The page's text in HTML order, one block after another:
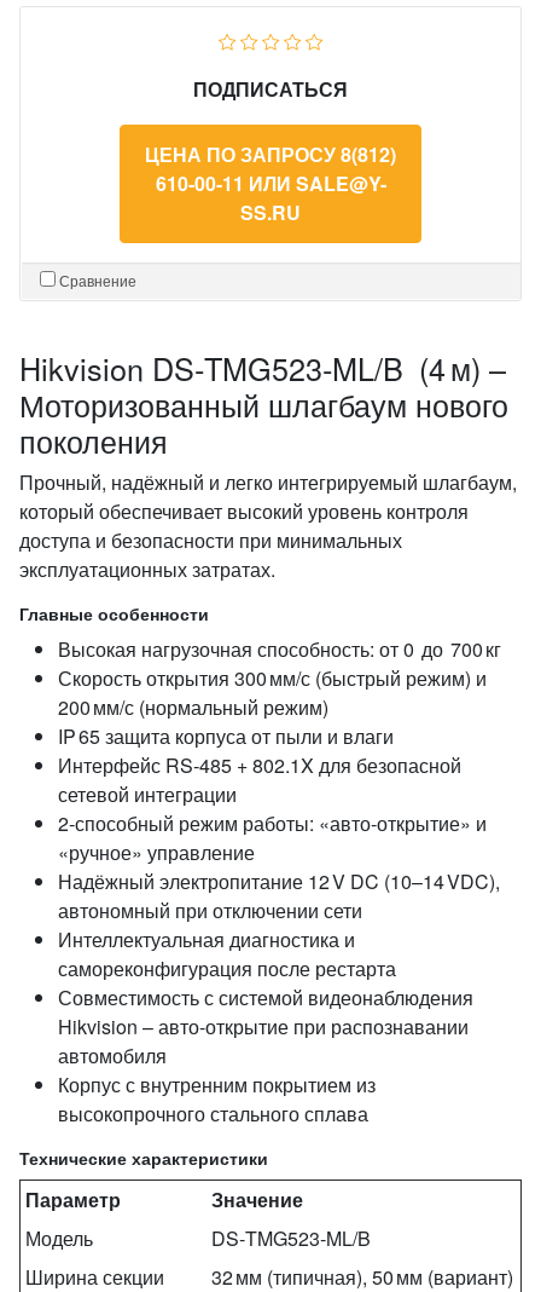
ПОДПИСАТЬСЯ
ЦЕНА ПО ЗАПРОСУ 8(812)
610-00-11 ИЛИ SALE@Y-
SS.RU
Сравнение
Hikvision DS‑TMG523‑ML/B (4 м) –
Моторизованный шлагбаум нового
поколения
Прочный, надёжный и легко интегрируемый шлагбаум,
который обеспечивает высокий уровень контроля
доступа и безопасности при минимальных
эксплуатационных затратах.
Главные особенности
Высокая нагрузочная способность: от 0 до 700 кг
Скорость открытия 300 мм/с (быстрый режим) и
200 мм/с (нормальный режим)
IP 65 защита корпуса от пыли и влаги
Интерфейс RS‑485 + 802.1X для безопасной
сетевой интеграции
2‑способный режим работы: «авто‑открытие» и
«ручное» управление
Надёжный электропитание 12 V DC (10–14 VDC),
автономный при отключении сети
Интеллектуальная диагностика и
самореконфигурация после рестарта
Совместимость с системой видеонаблюдения
Hikvision – авто‑открытие при распознавании
автомобиля
Корпус с внутренним покрытием из
высокопрочного стального сплава
Технические характеристики
Параметр
Значение
Модель
DS‑TMG523‑ML/B
Ширина секции
32 мм (типичная), 50 мм (вариант)